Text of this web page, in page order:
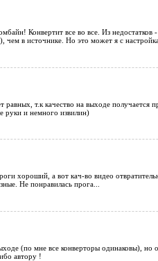
Конвертит все во все. Из
в источнике. Но это может я с
т.к качество на выходе получается
руки и немного извилин)
хороший, а вот кач-во видео
Не понравилась прога...
(по мне все конверторы одинаковы),
автору !